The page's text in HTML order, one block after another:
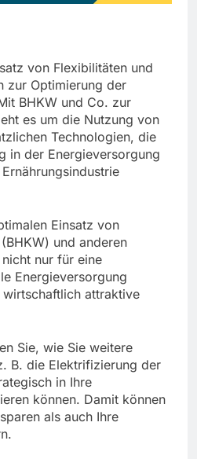
von Flexibilitäten und
zur Optimierung der
BHKW und Co. zur
es um die Nutzung von
Technologien, die
in der Energieversorgung
Einsatz von
und anderen
nur für eine
Energieversorgung
attraktive
Sie, wie Sie weitere
B. die Elektrifizierung der
in Ihre
können. Damit können
als auch Ihre